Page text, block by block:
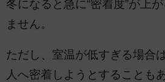
冬になると急に“密着度”が上
ません。
ただし、室温が低すぎる場合
人へ密着しようとすることも